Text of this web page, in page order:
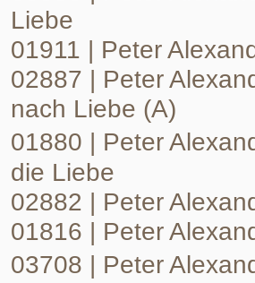
Liebe
01911 | Peter
02887 | Peter
nach Liebe (A)
01880 | Peter
die Liebe
02882 | Peter
01816 | Peter
03708 | Peter